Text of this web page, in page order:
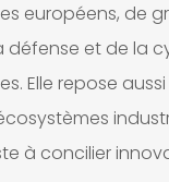
européens, de
défense et de la
Elle repose
à concilier